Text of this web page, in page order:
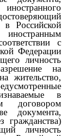
в Российской
с
Федерации
личность
на
жительство,
в
договором
документа,
гражданства)
личность